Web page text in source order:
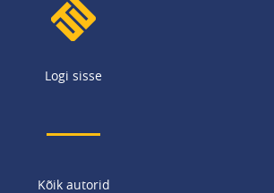
Logi sisse
Kõik autorid